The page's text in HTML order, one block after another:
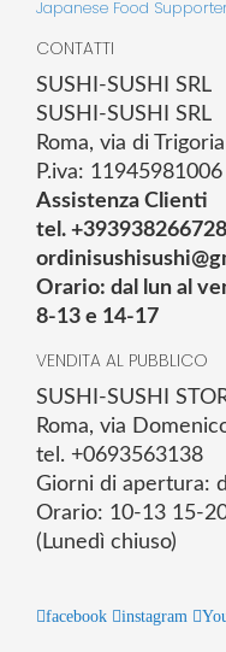
Japanese Food
CONTATTI
SUSHI-SUSHI SRL
SUSHI-SUSHI SRL
Roma, via di
P.iva: 11945981006
Assistenza Clienti
tel. +393938266728
Orario: dal lun al
8-13 e 14-17
VENDITA AL PUBBLICO
SUSHI-SUSHI
Roma, via
tel. +0693563138
Giorni di apertura:
Orario: 10-13 15-
(Lunedì chiuso)
facebook instagram